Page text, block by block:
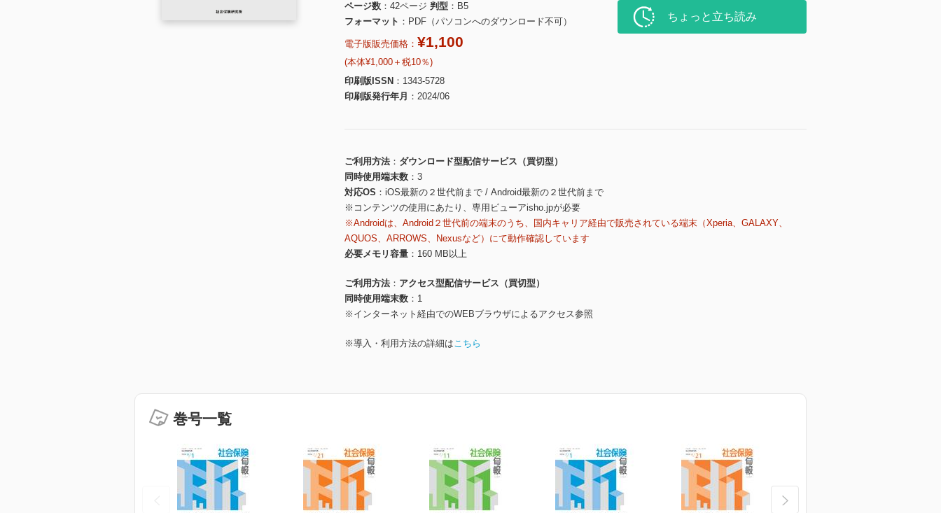
ページ数
42ページ 判型
B5
フォーマット
PDF（パソコンへのダウンロード不可）
電子版販売価格： ¥1,100
(本体¥1,000＋税10％)
印刷版ISSN
1343-5728
印刷版発行年月
2024/06
ちょっと立ち読み
ご利用方法
ダウンロード型配信サービス（買切型）
同時使用端末数
3
対応OS
iOS最新の２世代前まで / Android最新の２世代前まで
※コンテンツの使用にあたり、専用ビューアisho.jpが必要
※Androidは、Android２世代前の端末のうち、国内キャリア経由で販売されている端末（Xperia、GALAXY、
AQUOS、ARROWS、Nexusなど）にて動作確認しています
必要メモリ容量
160 MB以上
ご利用方法
アクセス型配信サービス（買切型）
同時使用端末数
1
※インターネット経由でのWEBブラウザによるアクセス参照
※導入・利用方法の詳細はこちら
巻号一覧